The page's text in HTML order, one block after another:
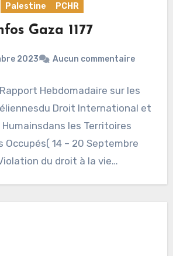
Palestine PCHR
Gaza 1177
2023 Aucun commentaire
Rapport Hebdomadaire sur les
Droit International et
les Territoires
Occupés( 14 – 20 Septembre
du droit à la vie…